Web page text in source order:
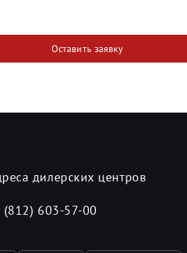
Оставить заявку
дилерских центров
(812) 603-57-00